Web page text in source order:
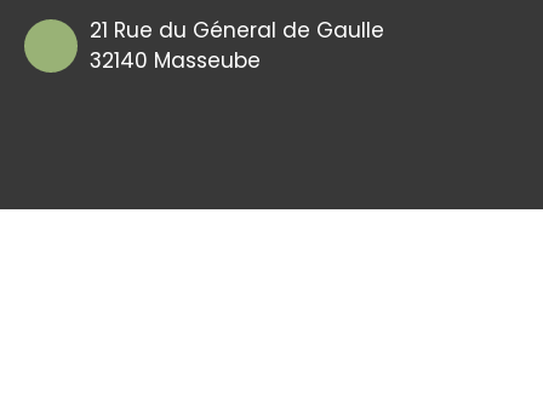
21 Rue du Géneral de Gaulle
32140 Masseube